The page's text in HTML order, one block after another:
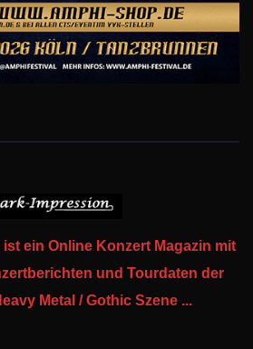
ein Online Konzert Magazin mit
und Tourdaten der
Metal / Gothic Szene ...